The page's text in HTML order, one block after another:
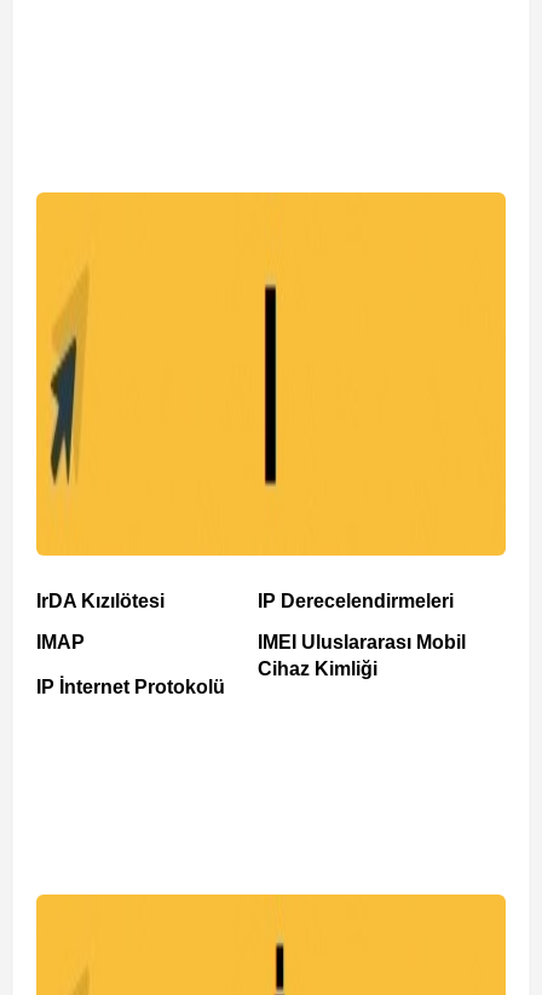
IrDA Kızılötesi
IMAP
IP İnternet Protokolü
IP Derecelendirmeleri
IMEI Uluslararası Mobil
Cihaz Kimliği